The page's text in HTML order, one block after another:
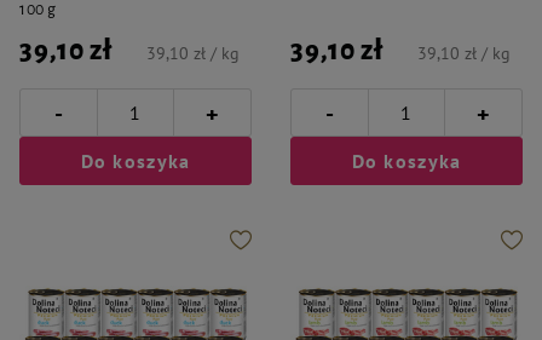
100 g
39,10 zł 39,10 zł / kg
- +
Do koszyka
39,10 zł 39,10 zł / kg
- +
Do koszyka